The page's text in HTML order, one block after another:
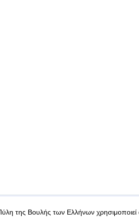
δεδομένα |Ασφάλεια & Πρόσβαση
της Βουλής των Ελλήνων χρησιμοποιεί